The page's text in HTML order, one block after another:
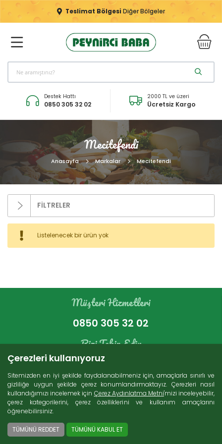
Teslimat Bölgesi Diğer Bölgeler
Destek Hattı
0850 305 32 02
2000 TL ve üzeri
Ücretsiz Kargo
Mecitefendi
Anasayfa Markalar Mecitefendi
FİLTRELER
Kategoriler
Süt Ürünleri (271)
Tatlı Lezzetler (230)
Konserveler (86)
Arama
Listelenecek bir ürün yok
Müşteri Hizmetleri
0850 305 32 02
Bizi Takip Edin
2000 TL ve üzeri alışverişlerde Türkiye'nin her
yerine ücretsiz kargo imkanı
Çerezleri kullanıyoruz
Sitemizden en iyi şekilde faydalanabilmeniz için, amaçlarla sınırlı ve
gizliliğe uygun şekilde çerez konumlandırmaktayız. Çerezleri nasıl
kullandığımızı incelemek için Çerez Aydınlatma Metni'mizi inceleyebilir,
çerez kategorilerini, çerez özelliklerini ve kullanım amaçlarını
öğrenebilirsiniz.
TÜMÜNÜ REDDET TÜMÜNÜ KABUL ET